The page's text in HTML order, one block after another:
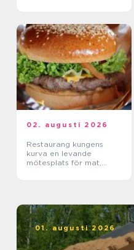
02. augusti 2026
Restaurang kungens
kurva en levande
mötesplats för mat,
01. augusti 2026